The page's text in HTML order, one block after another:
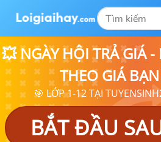
💥 NGÀY HỘI TRẢ GIÁ
THEO GIÁ BẠN
🎯 LỚP 1-12 TẠI
BẮT ĐẦU